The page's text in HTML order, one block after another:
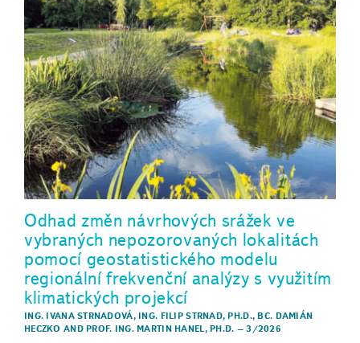
Odhad změn návrhových srážek ve
vybraných nepozorovaných lokalitách
pomocí geostatistického modelu
regionální frekvenční analýzy s využitím
klimatických projekcí
ING. IVANA STRNADOVÁ, ING. FILIP STRNAD, PH.D., BC. DAMIÁN
HECZKO AND PROF. ING. MARTIN HANEL, PH.D. –3/2026